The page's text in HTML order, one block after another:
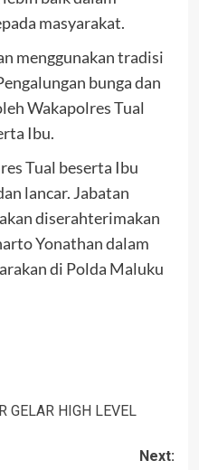
masyarakat.
menggunakan tradisi
bunga dan
Wakapolres Tual
Ibu.
Tual beserta Ibu
lancar. Jabatan
diserahterimakan
Yonathan dalam
di Polda Maluku
GELAR HIGH LEVEL
Next: